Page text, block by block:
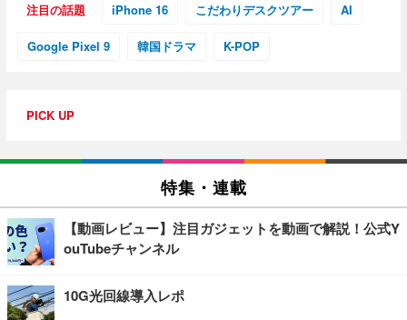
注目の話題 iPhone 16 こだわりデスクツアー AI
Google Pixel 9 韓国ドラマ K-POP
PICK UP
特集・連載
【動画レビュー】注目ガジェットを動画で解説！公式Y
ouTubeチャンネル
10G光回線導入レポ